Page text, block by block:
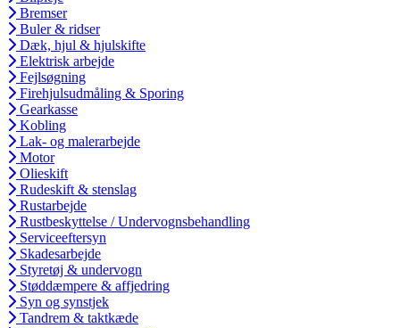
Bremser
Buler & ridser
Dæk, hjul & hjulskifte
Elektrisk arbejde
Fejlsøgning
Firehjulsudmåling & Sporing
Gearkasse
Kobling
Lak- og malerarbejde
Motor
Olieskift
Rudeskift & stenslag
Rustarbejde
Rustbeskyttelse / Undervognsbehandling
Serviceeftersyn
Skadesarbejde
Styretøj & undervogn
Støddæmpere & affjedring
Syn og synstjek
Tandrem & taktkæde